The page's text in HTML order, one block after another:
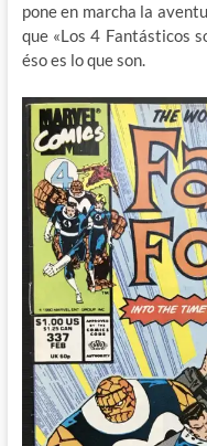
pone en marcha la
que «Los 4 Fantásticos
éso es lo que son.